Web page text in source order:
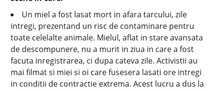
Un miel a fost lasat mort in afara tarcului, zile
intregi, prezentand un risc de contaminare pentru
toate celelalte animale. Mielul, aflat in stare avansata
de descompunere, nu a murit in ziua in care a fost
facuta inregistrarea, ci dupa cateva zile. Activistii au
mai filmat si miei si oi care fusesera lasati ore intregi
in conditii de contractie extrema. Acest lucru a dus la